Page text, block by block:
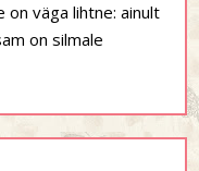
on väga lihtne: ainult
on silmale